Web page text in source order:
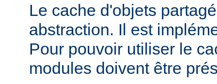
Le cache d'objets
abstraction. Il est
Pour pouvoir utiliser le
modules doivent être